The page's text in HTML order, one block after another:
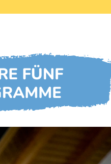
FÜNF
und
begleiten die